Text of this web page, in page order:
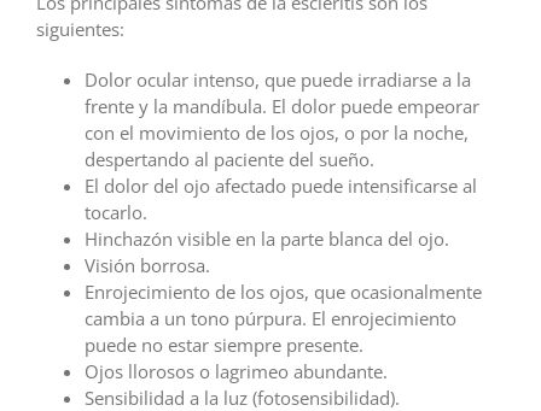
siguientes:
Dolor ocular intenso, que puede irradiarse a la
frente y la mandíbula. El dolor puede empeorar
con el movimiento de los ojos, o por la noche,
despertando al paciente del sueño.
El dolor del ojo afectado puede intensificarse al
tocarlo.
Hinchazón visible en la parte blanca del ojo.
Visión borrosa.
Enrojecimiento de los ojos, que ocasionalmente
cambia a un tono púrpura. El enrojecimiento
puede no estar siempre presente.
Ojos llorosos o lagrimeo abundante.
Sensibilidad a la luz (fotosensibilidad).